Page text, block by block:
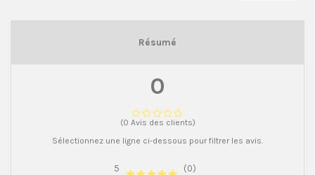
Résumé
0
(0 Avis des clients)
Sélectionnez une ligne ci-dessous pour filtrer les avis.
5
(0)